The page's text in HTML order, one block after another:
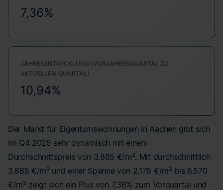
7,36%
JAHRESENTWICKLUNG (VORJAHRESQUARTAL ZU
AKTUELLEM QUARTAL)
10,94%
Der Markt für Eigentumswohnungen in Aachen gibt sich
im Q4 2025 sehr dynamisch mit einem
Durchschnittspreis von 3.885 €/m². Mit durchschnittlich
3.885 €/m² und einer Spanne von 2.178 €/m² bis 6.570
€/m² zeigt sich ein Plus von 7,36% zum Vorquartal und